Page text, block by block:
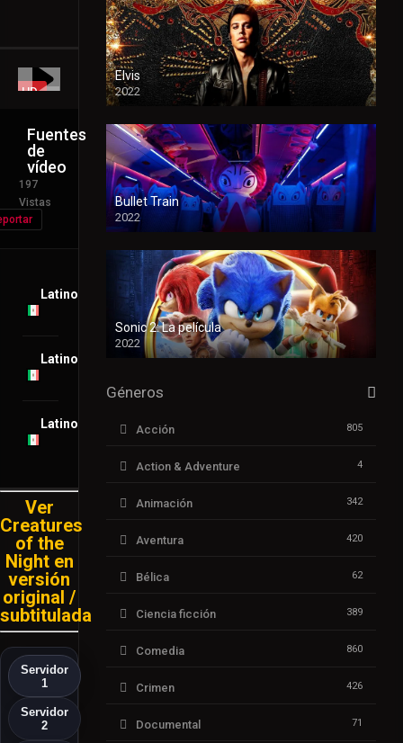
Español
HD
HD
Fuentes
de
vídeo
197
Vistas
Latino
Latino
Latino
Ver
Creatures
of the
Night en
versión
original /
subtitulada
Servidor
1
Servidor
2
Elvis
2022
Bullet Train
2022
Sonic 2: La película
2022
Géneros
Acción 805
Action & Adventure 4
Animación 342
Aventura 420
Bélica 62
Ciencia ficción 389
Comedia 860
Crimen 426
Documental 71